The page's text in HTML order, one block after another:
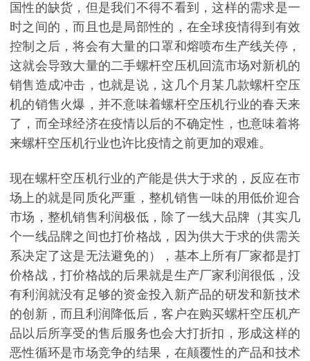
国性的缺货，但是我们不得不看到，这样的需求是一
时之间的，而且也是局部性的，在全球疫情得到有效
控制之后，将会有大量的口罩和熔喷布生产线关停，
这就会导致大量的二手螺杆空压机回流市场对新机的
销售造成冲击，也就是说，这几个月某几款螺杆空压
机的销售火爆，并不意味着螺杆空压机行业的春天来
了，而全球经济在疫情以后的不确定性，也意味着将
来螺杆空压机行业也许比疫情之前更加的艰难。
现在螺杆空压机行业的产能是供大于求的，反应在市
场上的就是同质化严重，整机销售一味的用低价迎合
市场，整机销售利润极低，除了一线大品牌（其实几
个一线品牌之间也打价格战，因为供大于求的供需关
系决定了这是无法避免的），基本上所有厂家都是打
价格战，打价格战的后果就是生产厂家利润很低，没
有利润就没有足够的资金投入新产品的研发和新技术
的创新，而且利润降低后，客户在购买螺杆空压机产
品以后所享受的售后服务也会大打折扣，形成这样的
恶性循环是市场竞争的结果，在颠覆性的产品和技术